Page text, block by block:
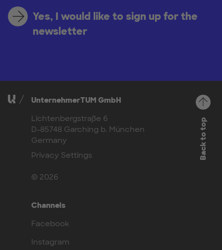
Yes, I would like to sign up for the
newsletter
UnternehmerTUM GmbH
Lichtenbergstraße 6
D-85748 Garching b. München
Germany
Privacy Settings
© 2026
Channels
Facebook
Instagram
Back to top